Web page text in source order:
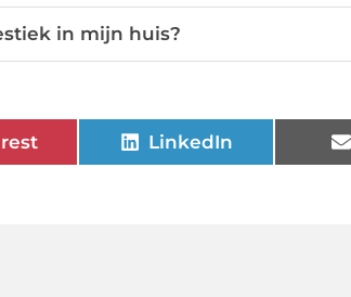
in mijn huis?
LinkedIn